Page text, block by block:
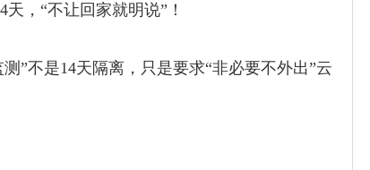
，“不让回家就明说”！
不是14天隔离，只是要求“非必要不外出”云